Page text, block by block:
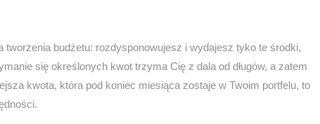
tworzenia budżetu: rozdysponowujesz i wydajesz tyko te środki,
się określonych kwot trzyma Cię z dala od długów, a zatem
kwota, która pod koniec miesiąca zostaje w Twoim portfelu, to